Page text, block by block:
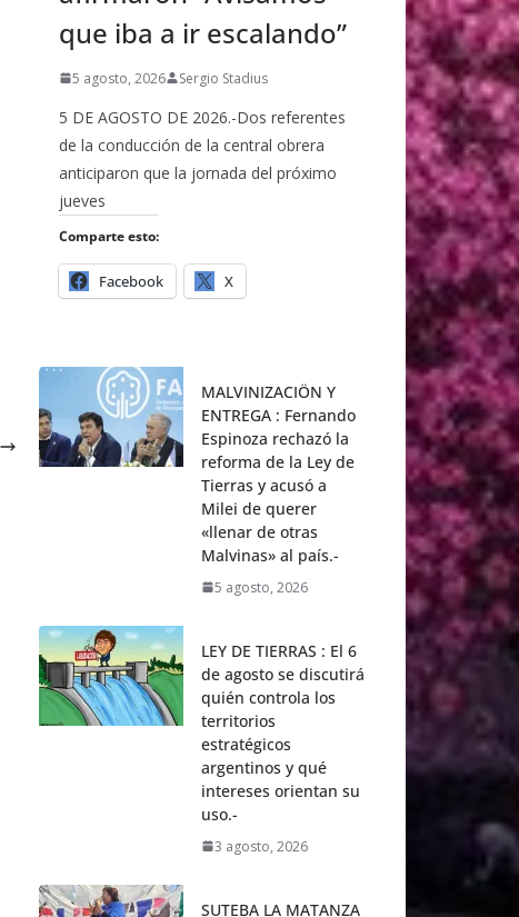
que iba a ir escalando”
5 agosto, 2026 Sergio Stadius
5 DE AGOSTO DE 2026.-Dos referentes
de la conducción de la central obrera
anticiparon que la jornada del próximo
jueves
Comparte esto:
Facebook X
MALVINIZACIÖN Y
ENTREGA : Fernando
Espinoza rechazó la
reforma de la Ley de
Tierras y acusó a
Milei de querer
«llenar de otras
Malvinas» al país.-
5 agosto, 2026
LEY DE TIERRAS : El 6
de agosto se discutirá
quién controla los
territorios
estratégicos
argentinos y qué
intereses orientan su
uso.-
3 agosto, 2026
SUTEBA LA MATANZA